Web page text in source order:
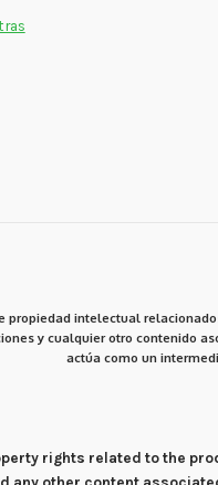
propiedad intelectual
y cualquier otro contenido
actúa como un
rights related to the
any other content